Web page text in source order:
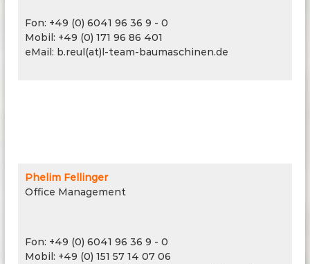
Fon: +49 (0) 6041 96 36 9 - 0
Mobil: +49 (0) 171 96 86 401
eMail: b.reul(at)l-team-baumaschinen.de
Phelim Fellinger
Office Management
Fon: +49 (0) 6041 96 36 9 - 0
Mobil: +49 (0) 151 57 14 07 06